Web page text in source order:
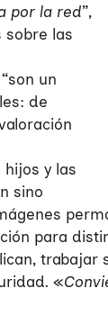
por la red”,
sobre las
un
de
y las
sino
para
«